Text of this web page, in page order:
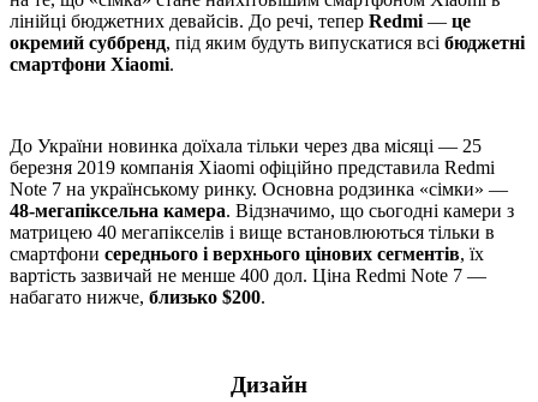
лінійці бюджетних девайсів. До речі, тепер Redmi— це
окремий суббренд, під яким будуть випускатися всі бюджетні
смартфони Xiaomi.
До України новинка доїхала тільки через два місяці — 25
березня 2019 компанія Xiaomi офіційно представила Redmi
Note 7 на українському ринку. Основна родзинка «сімки» —
48-мегапіксельна камера. Відзначимо, що сьогодні камери з
матрицею 40 мегапікселів і вище встановлюються тільки в
смартфони середнього і верхнього цінових сегментів, їх
вартість зазвичай не менше 400 дол. Ціна Redmi Note 7 —
набагато нижче, близько $200.
Дизайн